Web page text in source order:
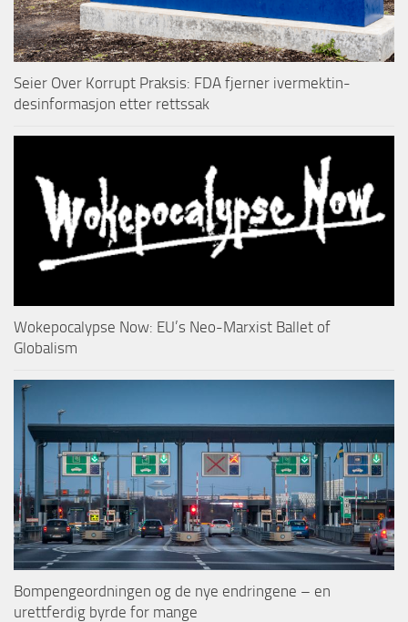
Seier Over Korrupt Praksis: FDA fjerner ivermektin-
desinformasjon etter rettssak
Wokepocalypse Now: EU’s Neo-Marxist Ballet of
Globalism
Bompengeordningen og de nye endringene – en
urettferdig byrde for mange